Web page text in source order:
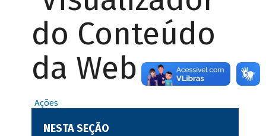
do Conteúdo
da Web
Ações
NESTA SEÇÃO